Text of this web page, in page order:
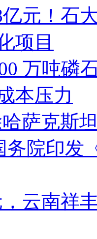
元！石
项目
万吨磷
本压力
萨克斯
务院印发
云南祥